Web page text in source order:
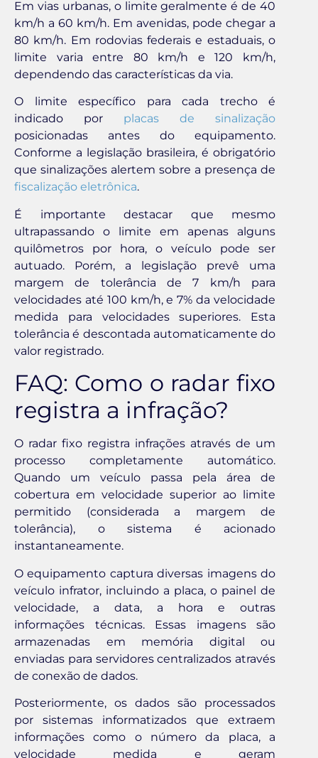
Em vias urbanas, o limite geralmente é de 40
km/h a 60 km/h. Em avenidas, pode chegar a
80 km/h. Em rodovias federais e estaduais, o
limite varia entre 80 km/h e 120 km/h,
dependendo das características da via.
O limite específico para cada trecho é
indicado por placas de sinalização
posicionadas antes do equipamento.
Conforme a legislação brasileira, é obrigatório
que sinalizações alertem sobre a presença de
fiscalização eletrônica.
É importante destacar que mesmo
ultrapassando o limite em apenas alguns
quilômetros por hora, o veículo pode ser
autuado. Porém, a legislação prevê uma
margem de tolerância de 7 km/h para
velocidades até 100 km/h, e 7% da velocidade
medida para velocidades superiores. Esta
tolerância é descontada automaticamente do
valor registrado.
FAQ: Como o radar fixo
registra a infração?
O radar fixo registra infrações através de um
processo completamente automático.
Quando um veículo passa pela área de
cobertura em velocidade superior ao limite
permitido (considerada a margem de
tolerância), o sistema é acionado
instantaneamente.
O equipamento captura diversas imagens do
veículo infrator, incluindo a placa, o painel de
velocidade, a data, a hora e outras
informações técnicas. Essas imagens são
armazenadas em memória digital ou
enviadas para servidores centralizados através
de conexão de dados.
Posteriormente, os dados são processados
por sistemas informatizados que extraem
informações como o número da placa, a
velocidade medida e geram